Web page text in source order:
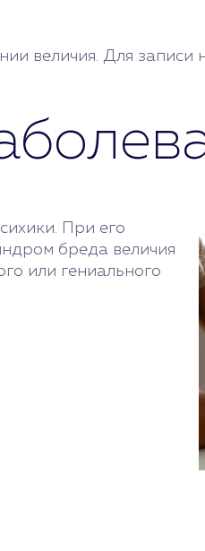
величия. Для
При его
бреда величия
или гениального